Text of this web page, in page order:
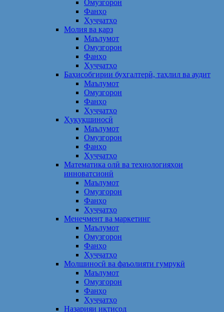
Омузгорон
Фанҳо
Ҳуҷҷатҳо
Молия ва қарз
Маълумот
Омузгорон
Фанҳо
Ҳуҷҷатҳо
Баҳисобгирии бухгалтерӣ, таҳлил ва аудит
Маълумот
Омузгорон
Фанҳо
Ҳуҷҷатҳо
Ҳуқуқшиносӣ
Маълумот
Омузгорон
Фанҳо
Ҳуҷҷатҳо
Математика олӣ ва технологияҳои
инноватсионӣ
Маълумот
Омузгорон
Фанҳо
Ҳуҷҷатҳо
Менеҷмент ва маркетинг
Маълумот
Омузгорон
Фанҳо
Ҳуҷҷатҳо
Молшиносӣ ва фаъолияти гумрукӣ
Маълумот
Омузгорон
Фанҳо
Ҳуҷҷатҳо
Назарияи иқтисод